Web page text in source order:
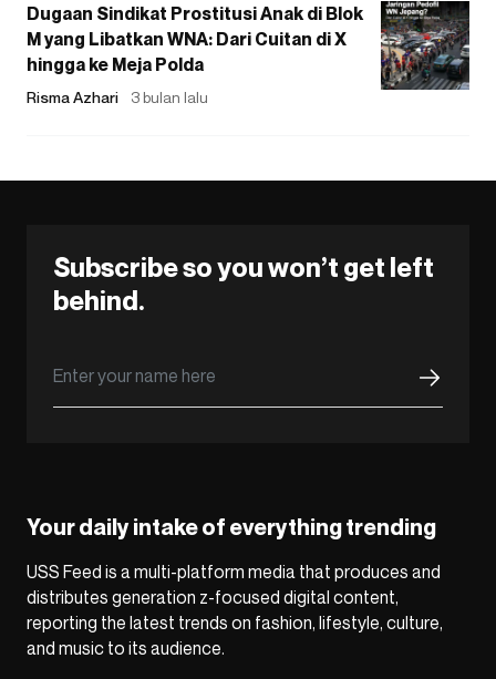
Dugaan Sindikat Prostitusi Anak di Blok
M yang Libatkan WNA: Dari Cuitan di X
hingga ke Meja Polda
Risma Azhari 3 bulan lalu
Subscribe so you won’t get left
behind.
Your daily intake of everything trending
USS Feed is a multi-platform media that produces and
distributes generation z-focused digital content,
reporting the latest trends on fashion, lifestyle, culture,
and music to its audience.